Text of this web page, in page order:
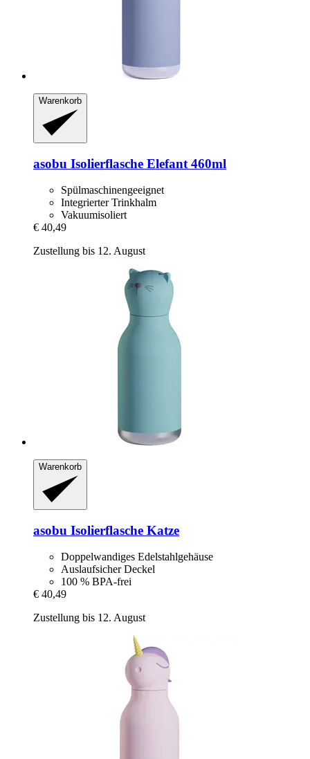
Warenkorb
asobu Isolierflasche Elefant 460ml
Spülmaschinengeeignet
Integrierter Trinkhalm
Vakuumisoliert
€ 40,49
Zustellung bis 12. August
Warenkorb
asobu Isolierflasche Katze
Doppelwandiges Edelstahlgehäuse
Auslaufsicher Deckel
100 % BPA-frei
€ 40,49
Zustellung bis 12. August